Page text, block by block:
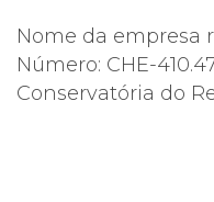
Nome da empresa
Número: CHE-
Conservatória do